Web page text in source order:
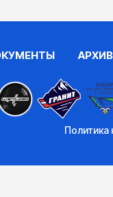
АРХИВ
Политика